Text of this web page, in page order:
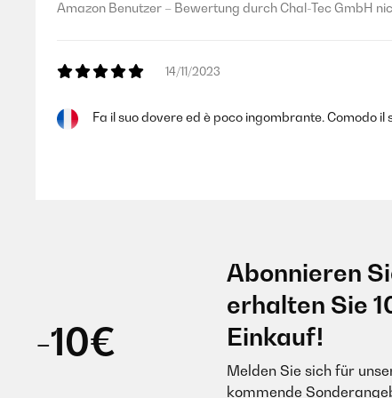
Amazon Benutzer – Bewertung durch Chal-Tec GmbH
Amazon Benutzer – Bewertung durch Chal-Tec GmbH
14/11/2023
Fa il suo dovere ed è poco ingombrante. Comodo
Pratique avec sa pochette, mon coussin
sur les rochers. Très satisfaite.
Amazon Benutzer – Bewertung durch Chal-Tec GmbH
-10€
Abonnieren
erhalten Sie
Einkauf!
Melden Sie sich für
kommende